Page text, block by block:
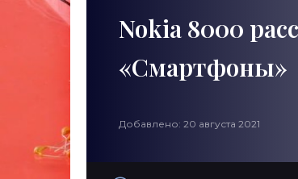
Nokia 8000
«Смартфоны»
Добавлено: 20 августа 2021